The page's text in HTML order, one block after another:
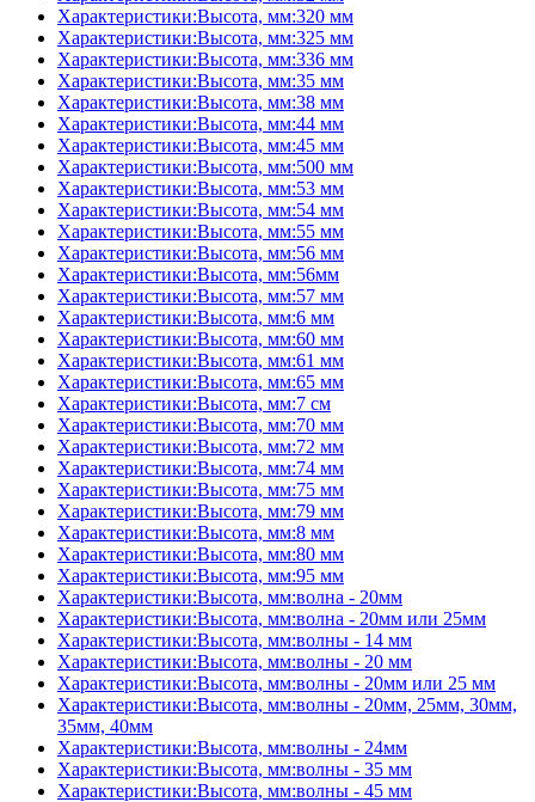
Характеристики:Высота, мм:320 мм
Характеристики:Высота, мм:325 мм
Характеристики:Высота, мм:336 мм
Характеристики:Высота, мм:35 мм
Характеристики:Высота, мм:38 мм
Характеристики:Высота, мм:44 мм
Характеристики:Высота, мм:45 мм
Характеристики:Высота, мм:500 мм
Характеристики:Высота, мм:53 мм
Характеристики:Высота, мм:54 мм
Характеристики:Высота, мм:55 мм
Характеристики:Высота, мм:56 мм
Характеристики:Высота, мм:56мм
Характеристики:Высота, мм:57 мм
Характеристики:Высота, мм:6 мм
Характеристики:Высота, мм:60 мм
Характеристики:Высота, мм:61 мм
Характеристики:Высота, мм:65 мм
Характеристики:Высота, мм:7 см
Характеристики:Высота, мм:70 мм
Характеристики:Высота, мм:72 мм
Характеристики:Высота, мм:74 мм
Характеристики:Высота, мм:75 мм
Характеристики:Высота, мм:79 мм
Характеристики:Высота, мм:8 мм
Характеристики:Высота, мм:80 мм
Характеристики:Высота, мм:95 мм
Характеристики:Высота, мм:волна - 20мм
Характеристики:Высота, мм:волна - 20мм или 25мм
Характеристики:Высота, мм:волны - 14 мм
Характеристики:Высота, мм:волны - 20 мм
Характеристики:Высота, мм:волны - 20мм или 25 мм
Характеристики:Высота, мм:волны - 20мм, 25мм, 30мм,
35мм, 40мм
Характеристики:Высота, мм:волны - 24мм
Характеристики:Высота, мм:волны - 35 мм
Характеристики:Высота, мм:волны - 45 мм